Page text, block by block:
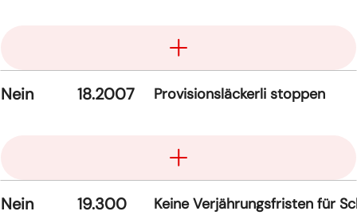
Nein 18.2007 Provisionsläckerli stoppen
Nein 19.300 Keine Verjährungsfristen für